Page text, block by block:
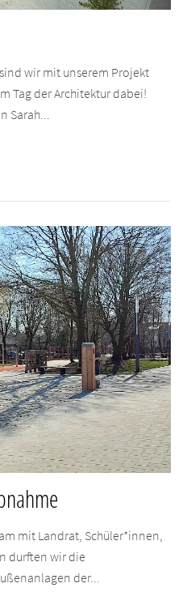
wir mit unserem Projekt
Tag der Architektur dabei!
mit Landrat, Schüler*innen,
durften wir die
der...